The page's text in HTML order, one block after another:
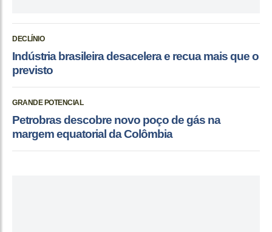
DECLÍNIO
Indústria brasileira desacelera e recua mais que o
previsto
GRANDE POTENCIAL
Petrobras descobre novo poço de gás na
margem equatorial da Colômbia